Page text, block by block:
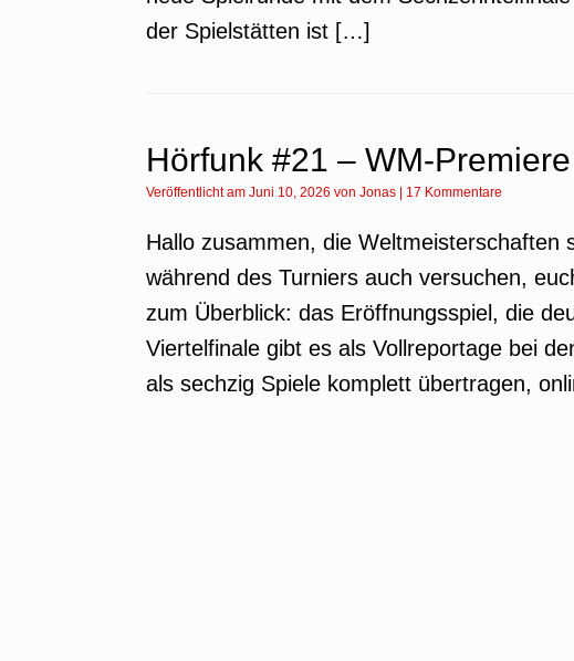
der Spielstätten ist […]
Hörfunk #21 – WM-Premiere
Veröffentlicht am Juni 10, 2026 von Jonas 17 Kommentare
Hallo zusammen, die Weltmeisterschaften
während des Turniers auch versuchen,
zum Überblick: das Eröffnungsspiel, die
Viertelfinale gibt es als Vollreportage bei
als sechzig Spiele komplett übertragen,